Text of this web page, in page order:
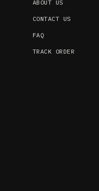
ABOUT US
CONTACT US
FAQ
TRACK ORDER